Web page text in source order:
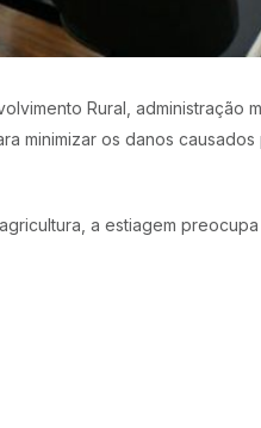
Rural, administração
minimizar os danos
a estiagem